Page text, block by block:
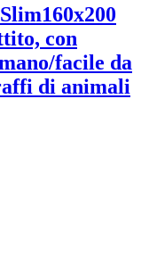
160x200
con
facile da
di animali